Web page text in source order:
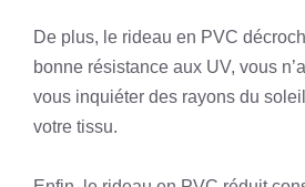
De plus, le rideau en PVC
bonne résistance aux UV, vous
vous inquiéter des rayons du
votre tissu.